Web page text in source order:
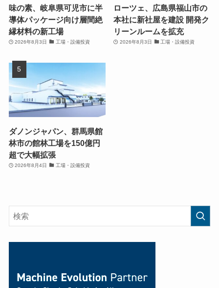
味の素、岐阜県可児市に半
導体パッケージ向け層間絶
縁材料の新工場
2026年8月3日 工場・設備投資
ローツェ、広島県福山市の
本社に新社屋を建設 開発ク
リーンルームを拡充
2026年8月3日 工場・設備投資
ダノンジャパン、群馬県館
林市の館林工場を150億円
超で大幅拡張
2026年8月4日 工場・設備投資